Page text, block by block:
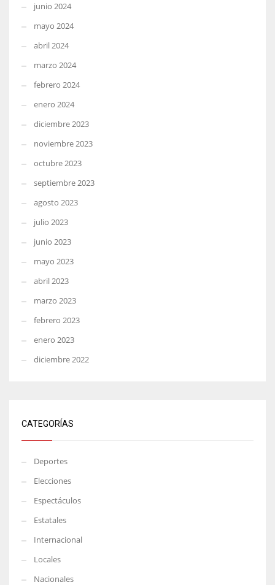
junio 2024
mayo 2024
abril 2024
marzo 2024
febrero 2024
enero 2024
diciembre 2023
noviembre 2023
octubre 2023
septiembre 2023
agosto 2023
julio 2023
junio 2023
mayo 2023
abril 2023
marzo 2023
febrero 2023
enero 2023
diciembre 2022
CATEGORÍAS
Deportes
Elecciones
Espectáculos
Estatales
Internacional
Locales
Nacionales